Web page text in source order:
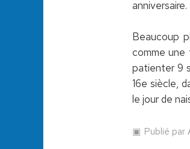
anniversaire.
Beaucoup
comme
patienter 9
16e siècle,
le jour de
Publié par